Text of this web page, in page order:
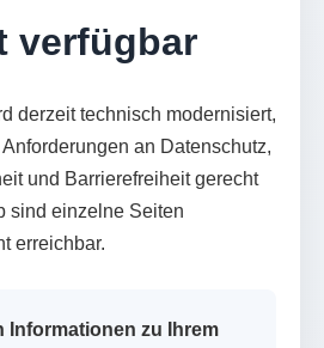
verfügbar
derzeit technisch modernisiert,
an Datenschutz,
und Barrierefreiheit gerecht
sind einzelne Seiten
erreichbar.
Informationen zu Ihrem